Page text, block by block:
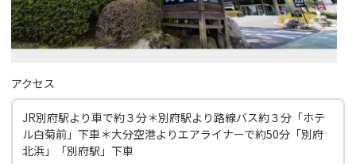
アクセス
JR別府駅より車で約３分＊別府駅より路線バス約３分「ホテ
ル白菊前」下車＊大分空港よりエアライナーで約50分「別府
北浜」「別府駅」下車